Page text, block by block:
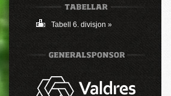
Tabell 6. divisjon »